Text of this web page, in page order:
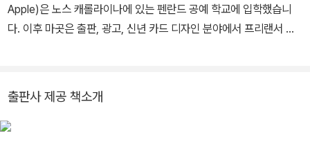
Apple)은 노스 캐롤라이나에 있는 펜란드 공예 학교에 입학했습니
다. 이후 마곳은 출판, 광고, 신년 카드 디자인 분야에서 프리랜서 일
살고 있습니다.
출판사 제공 책소개